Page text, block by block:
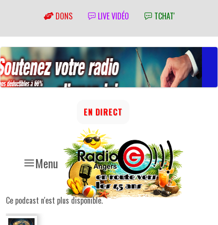
DONS LIVE VIDÉO TCHAT'
Menu
EN DIRECT
Ce podcast n'est plus disponible.